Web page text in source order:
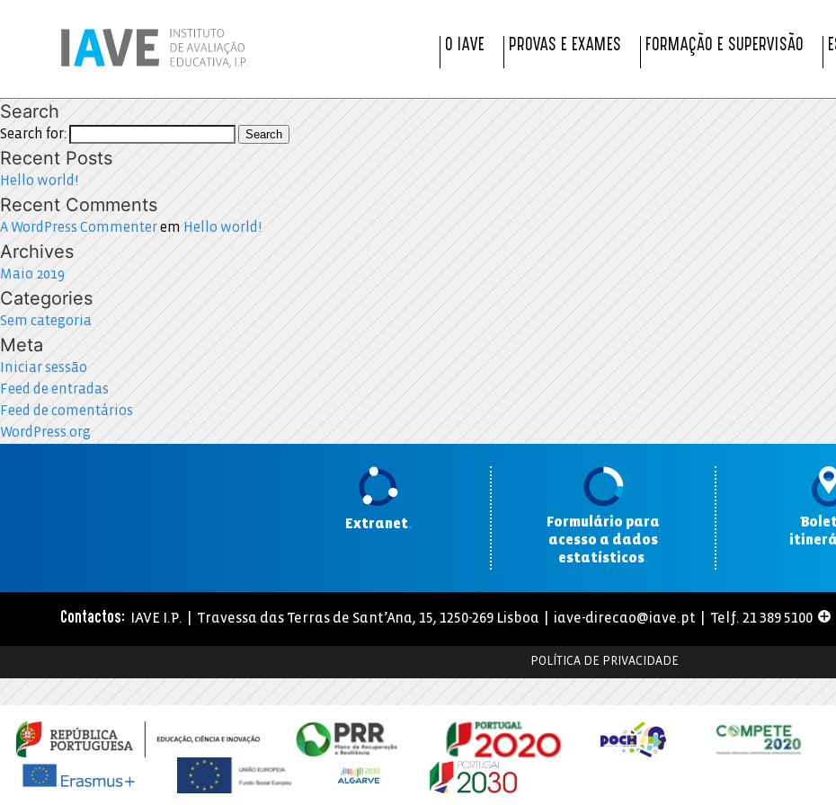
O IAVE PROVAS E EXAMES FORMAÇÃO E SUPERVISÃO
Search
Search for: Search
Recent Posts
Hello world!
Recent Comments
A WordPress Commenterem Hello world!
Archives
Maio 2019
Categories
Sem categoria
Meta
Iniciar sessão
Feed de entradas
Feed de comentários
WordPress.org
Extranet.
Formulário para
acesso a dados
estatísticos.
Contactos: IAVE I.P. | Travessa das Terras de Sant’Ana, 15, 1250-269 Lisboa | iave-direcao@iave.pt | Telf. 21 389 5100
POLÍTICA DE PRIVACIDADE